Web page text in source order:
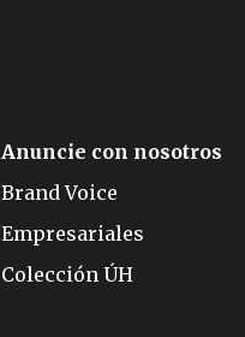
Anuncie con nosotros
Brand Voice
Empresariales
Colección ÚH